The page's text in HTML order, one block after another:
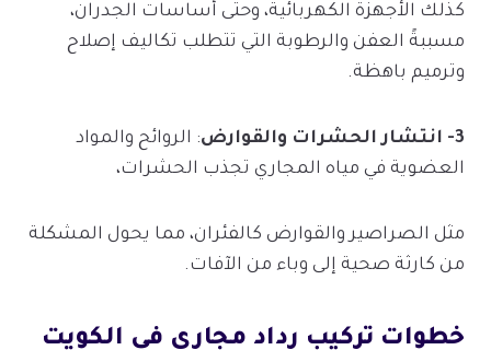
كذلك الأجهزة الكهربائية، وحتى أساسات الجدران،
مسببةً العفن والرطوبة التي تتطلب تكاليف إصلاح
وترميم باهظة.
3- انتشار الحشرات والقوارض
: الروائح والمواد
العضوية في مياه المجاري تجذب الحشرات،
مثل الصراصير والقوارض كالفئران، مما يحول المشكلة
من كارثة صحية إلى وباء من الآفات.
خطوات تركيب رداد مجاري في الكويت